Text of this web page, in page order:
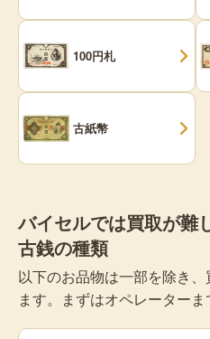
100円札
古紙幣
バイセルでは買取が難
古銭の種類
以下のお品物は一部を除き
ます。まずはオペレーターま